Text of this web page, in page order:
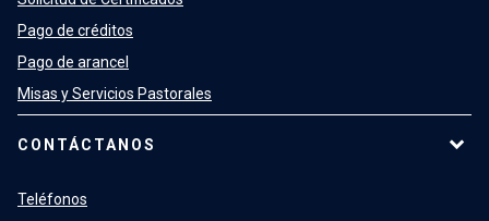
Pago de créditos
Pago de arancel
Misas y Servicios Pastorales
CONTÁCTANOS
Teléfonos